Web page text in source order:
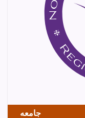
جامعه